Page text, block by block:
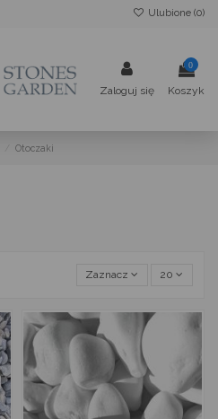
Ulubione (0)
Zaloguj się
0
Koszyk
Otoczaki
Zaznacz 20